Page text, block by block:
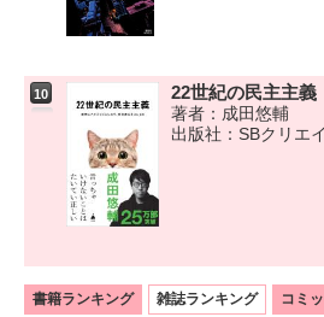
10 22世紀の民主主義
著者：成田悠輔
出版社：SBクリエ
書籍ランキング 雑誌ランキング コミ